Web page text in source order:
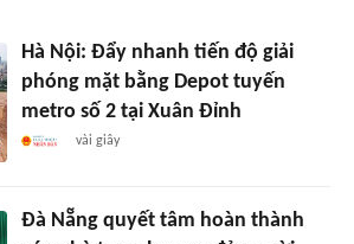
Hà Nội: Đẩy nhanh tiến độ giải
phóng mặt bằng Depot tuyến
metro số 2 tại Xuân Đỉnh
vài giây
Đà Nẵng quyết tâm hoàn thành